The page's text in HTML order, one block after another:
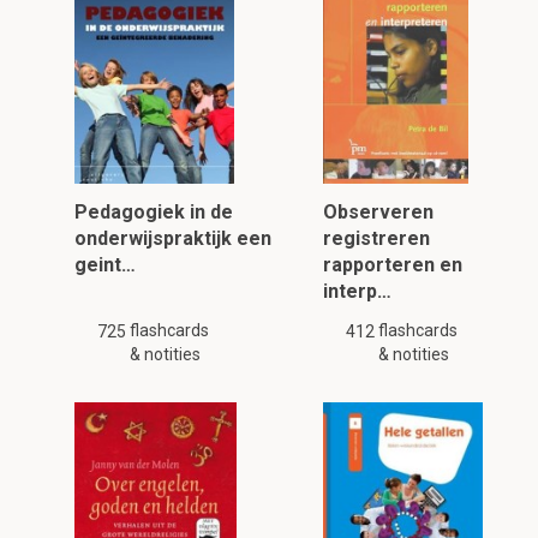
Pedagogiek in de
onderwijspraktijk een
geint…
725 flashcards
& notities
Observeren
registreren
rapporteren en
interp…
412 flashcards
& notities